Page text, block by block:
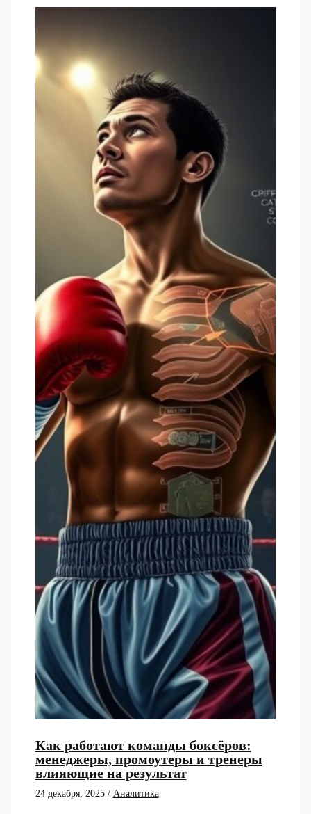
Как работают команды боксёров:
менеджеры, промоутеры и тренеры
влияющие на результат
24 декабря, 2025 / Аналитика